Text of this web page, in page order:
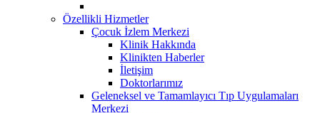
Özellikli Hizmetler
Çocuk İzlem Merkezi
Klinik Hakkında
Klinikten Haberler
İletişim
Doktorlarımız
Geleneksel ve Tamamlayıcı Tıp Uygulamaları
Merkezi